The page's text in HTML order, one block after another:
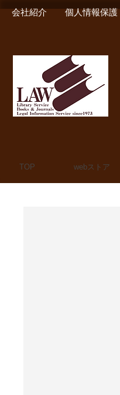
会社紹介 個人情報保護
TOP webストア